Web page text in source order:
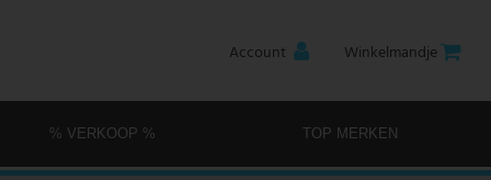
Account Winkelmandje
% VERKOOP % TOP MERKEN